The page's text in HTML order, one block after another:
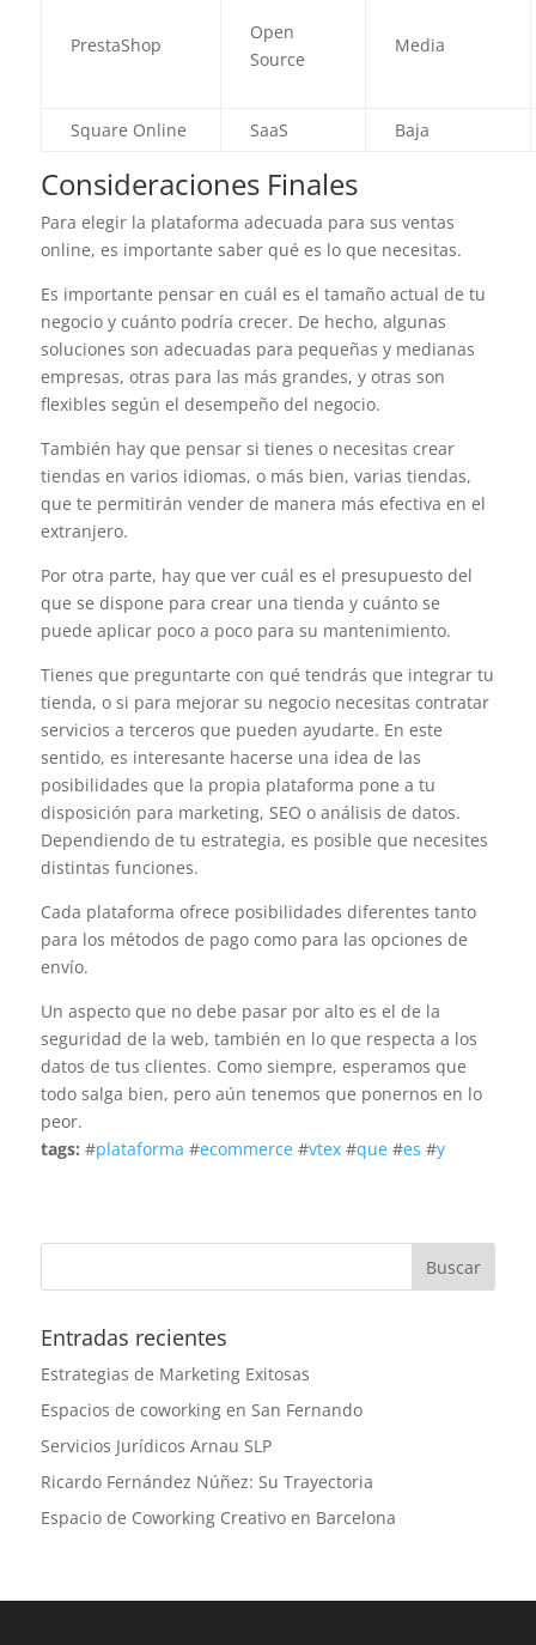
PrestaShop
Open
Source
Media
Square Online SaaS Baja
Consideraciones Finales
Para elegir la plataforma adecuada para sus ventas
online, es importante saber qué es lo que necesitas.
Es importante pensar en cuál es el tamaño actual de tu
negocio y cuánto podría crecer. De hecho, algunas
soluciones son adecuadas para pequeñas y medianas
empresas, otras para las más grandes, y otras son
flexibles según el desempeño del negocio.
También hay que pensar si tienes o necesitas crear
tiendas en varios idiomas, o más bien, varias tiendas,
que te permitirán vender de manera más efectiva en el
extranjero.
Por otra parte, hay que ver cuál es el presupuesto del
que se dispone para crear una tienda y cuánto se
puede aplicar poco a poco para su mantenimiento.
Tienes que preguntarte con qué tendrás que integrar tu
tienda, o si para mejorar su negocio necesitas contratar
servicios a terceros que pueden ayudarte. En este
sentido, es interesante hacerse una idea de las
posibilidades que la propia plataforma pone a tu
disposición para marketing, SEO o análisis de datos.
Dependiendo de tu estrategia, es posible que necesites
distintas funciones.
Cada plataforma ofrece posibilidades diferentes tanto
para los métodos de pago como para las opciones de
envío.
Un aspecto que no debe pasar por alto es el de la
seguridad de la web, también en lo que respecta a los
datos de tus clientes. Como siempre, esperamos que
todo salga bien, pero aún tenemos que ponernos en lo
peor.
tags: #plataforma #ecommerce#vtex#que#es #y
Entradas recientes
Estrategias de Marketing Exitosas
Espacios de coworking en San Fernando
Servicios Jurídicos Arnau SLP
Ricardo Fernández Núñez: Su Trayectoria
Espacio de Coworking Creativo en Barcelona